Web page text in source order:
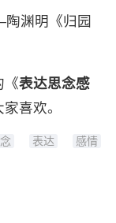
渊明《归园
《表达思念感
喜欢。
表达 感情